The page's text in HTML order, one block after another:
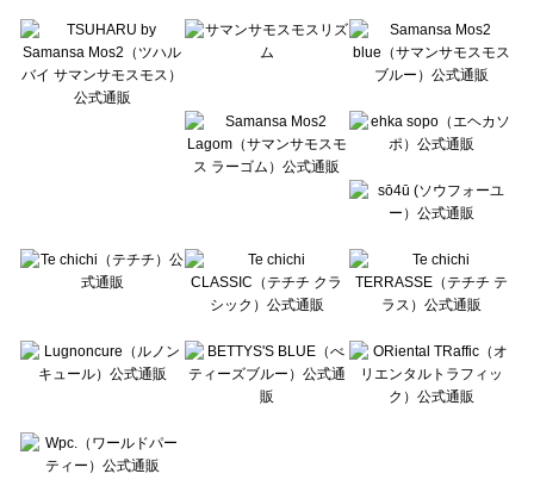
Lugnoncure（ルノンキュール）のアクセサリー一覧
BETTY'S BLUE（べティーズブルー）のアクセサリー一覧
Wpc.（ワールドパーティー）のアクセサリー一覧